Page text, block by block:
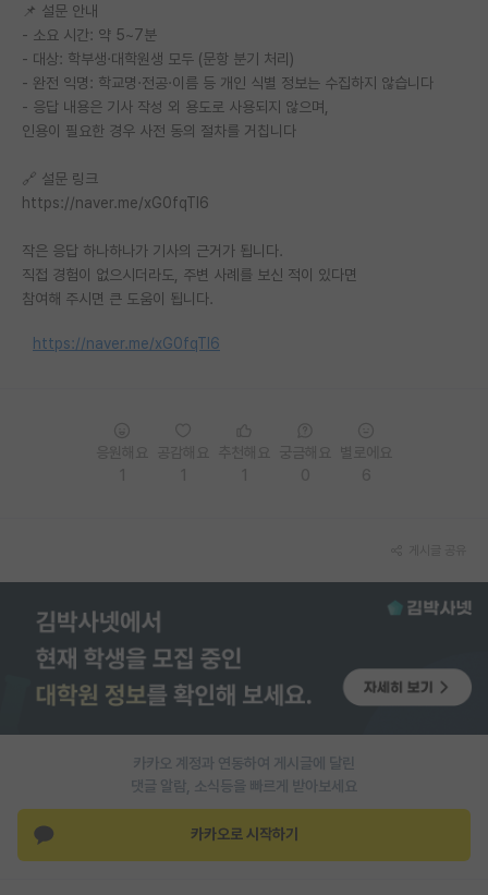
학부 인턴 게시판
취업 게시판
임용 후기 게시판
인문사회 계열 게시판
특수/전문대학원 게시판
반도체/AI 게시판
장학금/장학생 게시판
재팬라운지 🌸
📌 설문 안내
- 소요 시간: 약 5~7분
- 대상: 학부생·대학원생 모두 (문항 분기 처리)
- 완전 익명: 학교명·전공·이름 등 개인 식별 정보는 수집하지 않습니다
- 응답 내용은 기사 작성 외 용도로 사용되지 않으며,
인용이 필요한 경우 사전 동의 절차를 거칩니다
🔗 설문 링크
https://naver.me/xG0fqTI6
작은 응답 하나하나가 기사의 근거가 됩니다.
직접 경험이 없으시더라도, 주변 사례를 보신 적이 있다면
참여해 주시면 큰 도움이 됩니다.
https://naver.me/xG0fqTI6
카카오 계정과 연동하여 게시글에 달린
댓글 알람, 소식등을 빠르게 받아보세요
카카오로 시작하기